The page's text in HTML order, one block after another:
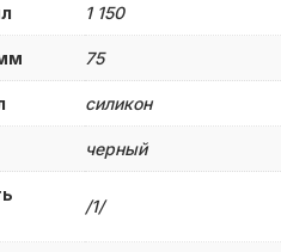
1 150
75
силикон
черный
/1/